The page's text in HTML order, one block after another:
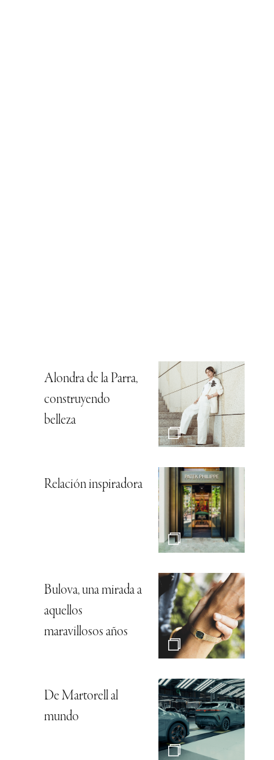
Alondra de la Parra,
construyendo
belleza
Relación inspiradora
Bulova, una mirada a
aquellos
maravillosos años
De Martorell al
mundo